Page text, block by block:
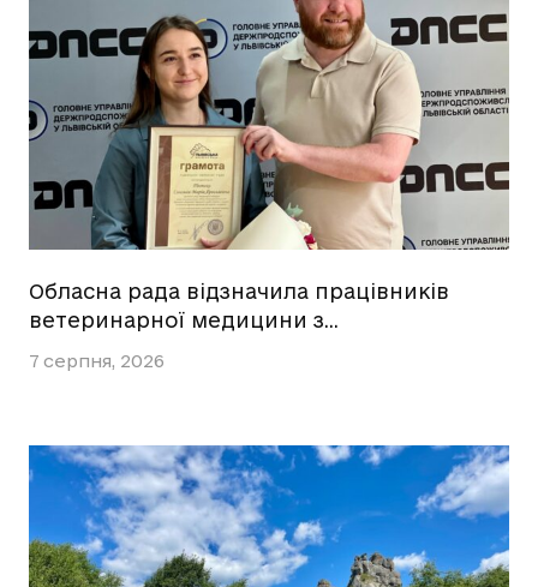
Обласна рада відзначила працівників
ветеринарної медицини з…
7 серпня, 2026